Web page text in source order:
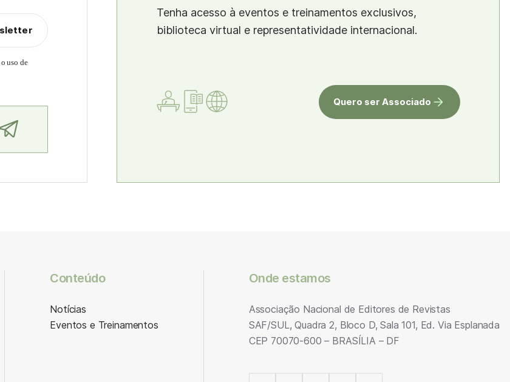
uso de
Tenha acesso à eventos e treinamentos exclusivos,
biblioteca virtual e representatividade internacional.
Quero ser Associado
Conteúdo
Notícias
Eventos e Treinamentos
Onde estamos
Associação Nacional de Editores de Revistas
SAF/SUL, Quadra 2, Bloco D, Sala 101, Ed. Via Esplanada
CEP 70070-600 – BRASÍLIA – DF